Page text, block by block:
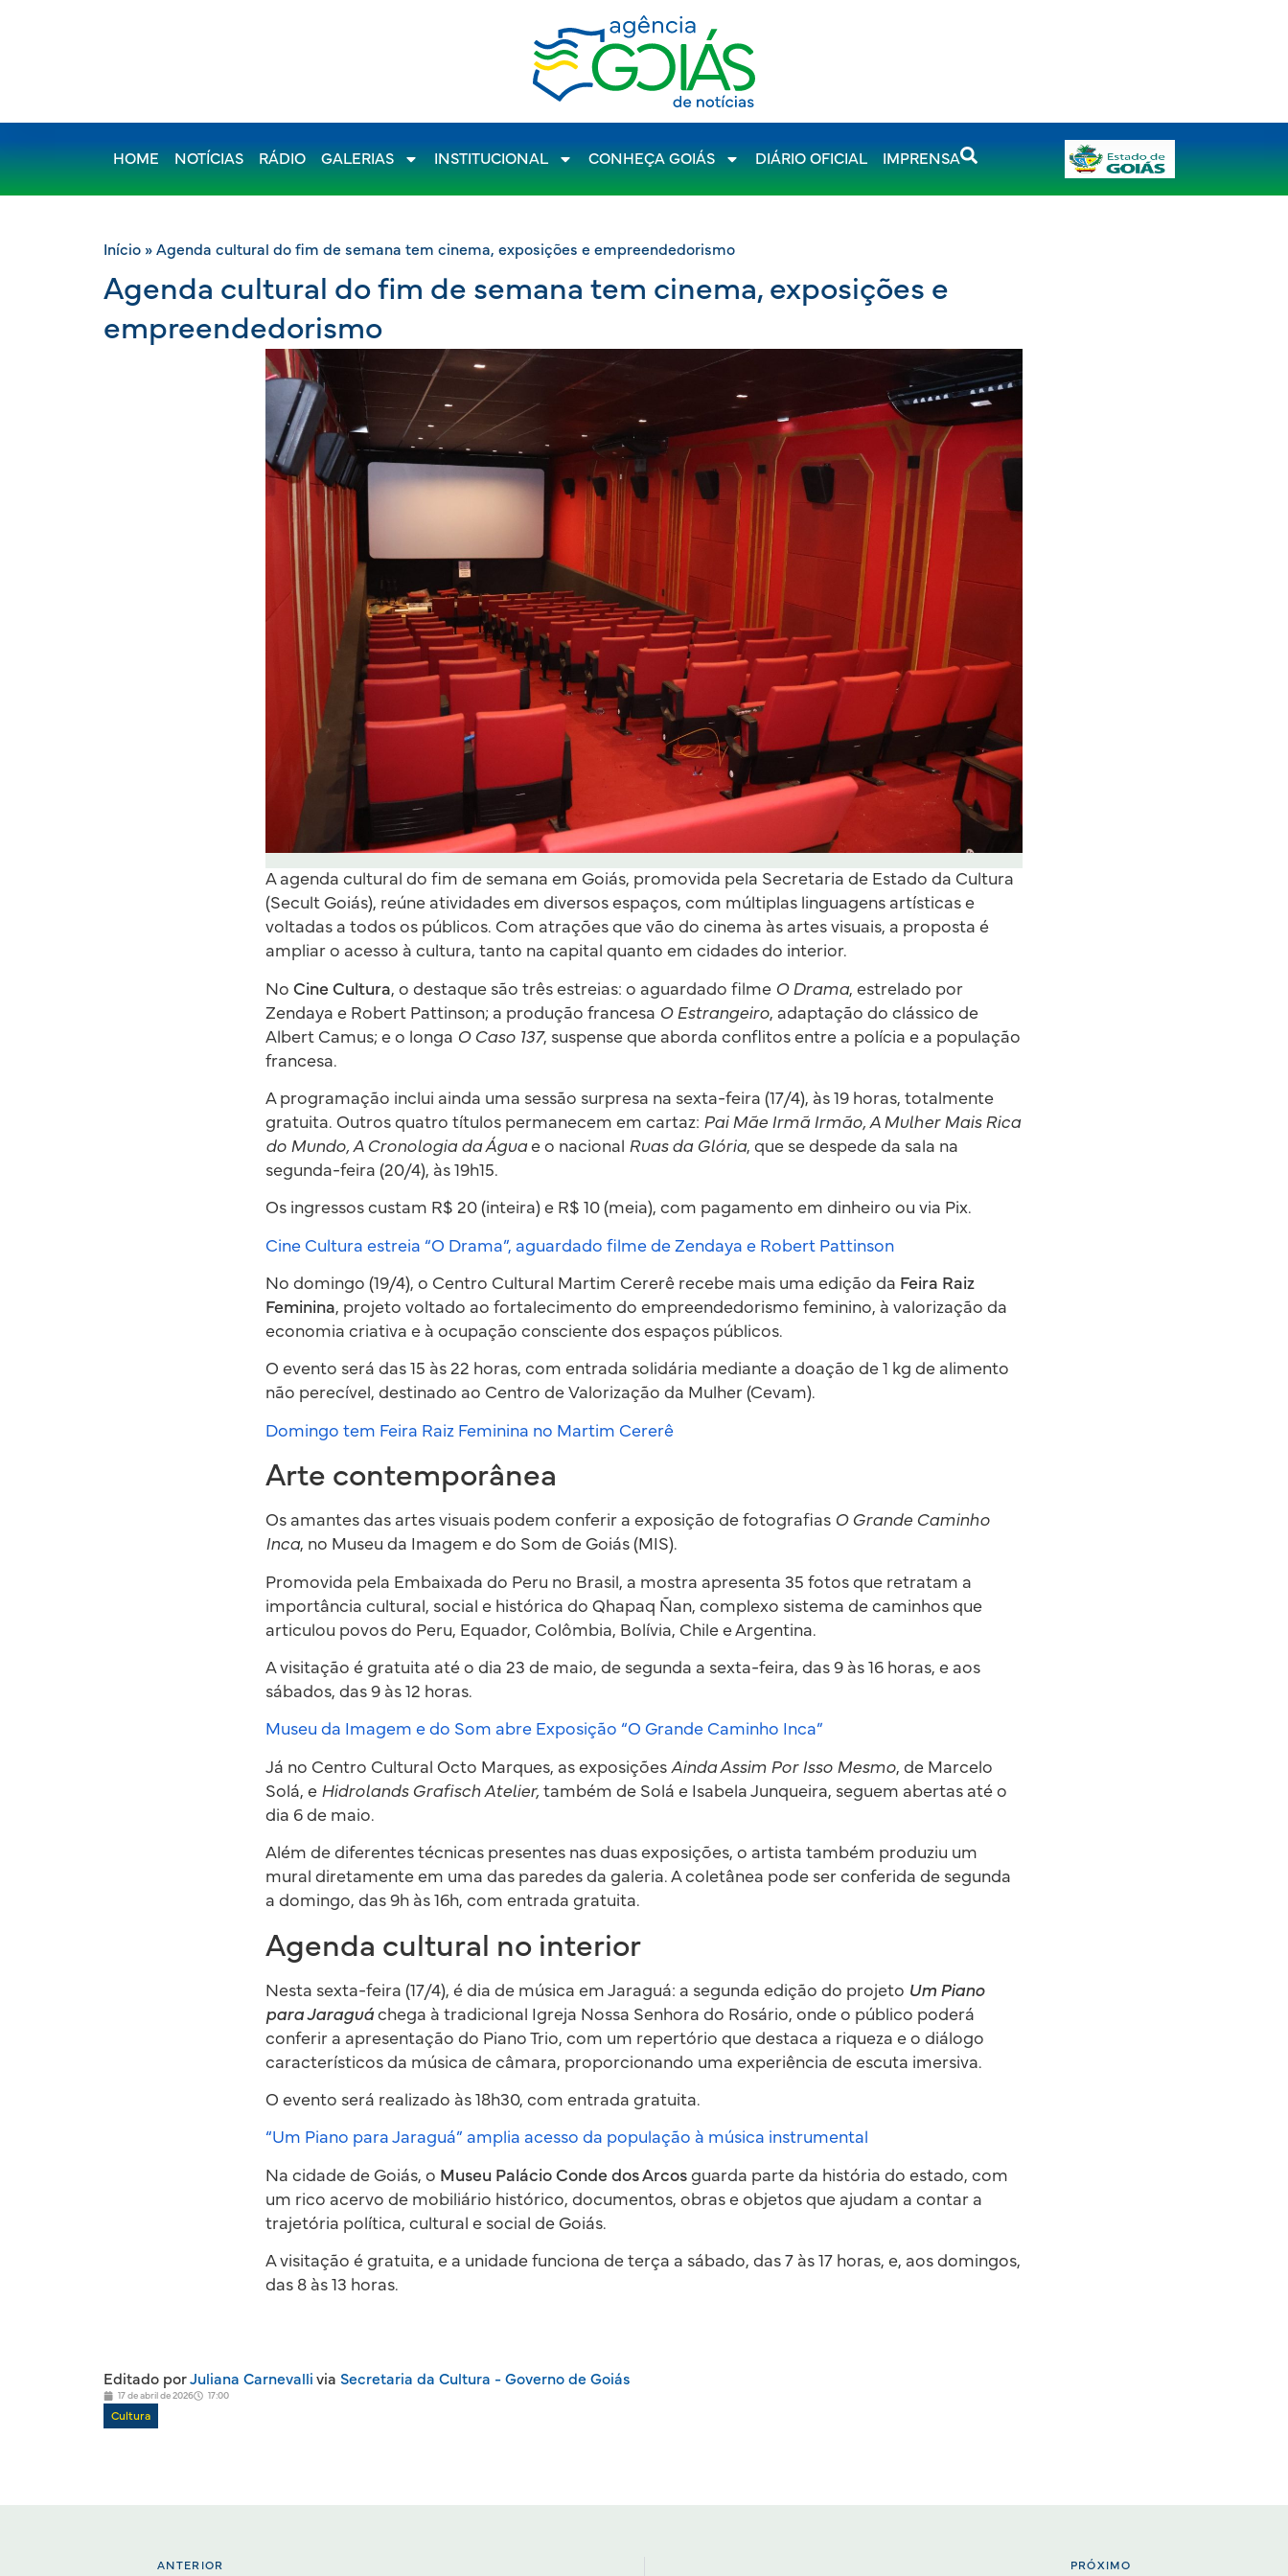
HOME NOTÍCIAS RÁDIO GALERIAS INSTITUCIONAL CONHEÇA GOIÁS DIÁRIO OFICIAL IMPRENSA
Início » Agenda cultural do fim de semana tem cinema, exposições e empreendedorismo
Agenda cultural do fim de semana tem cinema, exposições e
empreendedorismo
A agenda cultural do fim de semana em Goiás, promovida pela Secretaria de Estado da Cultura
(Secult Goiás), reúne atividades em diversos espaços, com múltiplas linguagens artísticas e
voltadas a todos os públicos. Com atrações que vão do cinema às artes visuais, a proposta é
ampliar o acesso à cultura, tanto na capital quanto em cidades do interior.
NoCine Cultura, o destaque são três estreias: o aguardado filme O Drama, estrelado por
Zendaya e Robert Pattinson; a produção francesa O Estrangeiro, adaptação do clássico de
Albert Camus; e o longa O Caso 137, suspense que aborda conflitos entre a polícia e a população
francesa.
A programação inclui ainda uma sessão surpresa na sexta-feira (17/4), às 19 horas, totalmente
gratuita. Outros quatro títulos permanecem em cartaz: Pai Mãe Irmã Irmão, A Mulher Mais Rica
do Mundo, A Cronologia da Águae o nacional Ruas da Glória, que se despede da sala na
segunda-feira (20/4), às 19h15.
Os ingressos custam R$ 20 (inteira) e R$ 10 (meia), com pagamento em dinheiro ou via Pix.
Cine Cultura estreia “O Drama”, aguardado filme de Zendaya e Robert Pattinson
No domingo (19/4), o Centro Cultural Martim Cererê recebe mais uma edição da Feira Raiz
Feminina, projeto voltado ao fortalecimento do empreendedorismo feminino, à valorização da
economia criativa e à ocupação consciente dos espaços públicos.
O evento será das 15 às 22 horas, com entrada solidária mediante a doação de 1 kg de alimento
não perecível, destinado ao Centro de Valorização da Mulher (Cevam).
Domingo tem Feira Raiz Feminina no Martim Cererê
Arte contemporânea
Os amantes das artes visuais podem conferir a exposição de fotografias O Grande Caminho
Inca, no Museu da Imagem e do Som de Goiás (MIS).
Promovida pela Embaixada do Peru no Brasil, a mostra apresenta 35 fotos que retratam a
importância cultural, social e histórica do Qhapaq Ñan, complexo sistema de caminhos que
articulou povos do Peru, Equador, Colômbia, Bolívia, Chile e Argentina.
A visitação é gratuita até o dia 23 de maio, de segunda a sexta-feira, das 9 às 16 horas, e aos
sábados, das 9 às 12 horas.
Museu da Imagem e do Som abre Exposição “O Grande Caminho Inca”
Já no Centro Cultural Octo Marques, as exposiçõesAinda Assim Por Isso Mesmo, de Marcelo
Solá, e Hidrolands Grafisch Atelier, também de Solá e Isabela Junqueira, seguem abertas até o
dia 6 de maio.
Além de diferentes técnicas presentes nas duas exposições, o artista também produziu um
mural diretamente em uma das paredes da galeria. A coletânea pode ser conferida de segunda
a domingo, das 9h às 16h, com entrada gratuita.
Agenda cultural no interior
Nesta sexta-feira (17/4), é dia de música em Jaraguá: a segunda edição do projeto Um Piano
para Jaraguá chega à tradicional Igreja Nossa Senhora do Rosário, onde o público poderá
conferir a apresentação do Piano Trio, com um repertório que destaca a riqueza e o diálogo
característicos da música de câmara, proporcionando uma experiência de escuta imersiva.
O evento será realizado às 18h30, com entrada gratuita.
“Um Piano para Jaraguá” amplia acesso da população à música instrumental
Na cidade de Goiás, o Museu Palácio Conde dos Arcos guarda parte da história do estado, com
um rico acervo de mobiliário histórico, documentos, obras e objetos que ajudam a contar a
trajetória política, cultural e social de Goiás.
A visitação é gratuita, e a unidade funciona de terça a sábado, das 7 às 17 horas, e, aos domingos,
das 8 às 13 horas.
Editado porJuliana Carnevalli via Secretaria da Cultura - Governo de Goiás
17 de abril de 2026 17:00
Cultura
ANTERIOR PRÓXIMO